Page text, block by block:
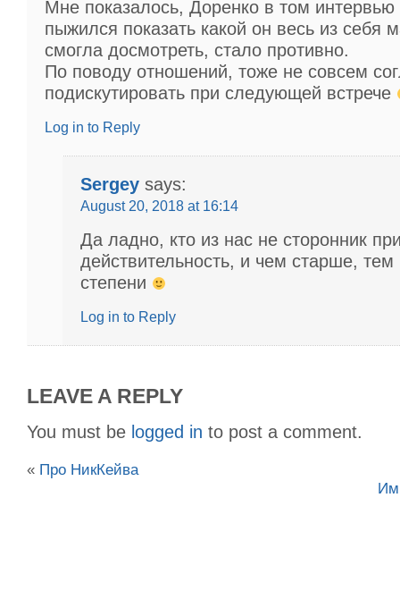
Мне показалось, Доренко в том интервью
пыжился показать какой он весь из себя
смогла досмотреть, стало противно.
По поводу отношений, тоже не совсем
подискутировать при следующей встрече
Log in to Reply
Sergey says:
August 20, 2018 at 16:14
Да ладно, кто из нас не сторонник
действительность, и чем старше,
степени
Log in to Reply
LEAVE A REPLY
You must be logged in to post a comment.
« Про НикКейва